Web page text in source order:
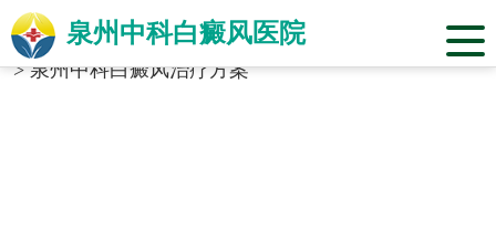
泉州中科白癜风医院
当前位置：福建省泉州市中科白癜风医院
标签合辑
>泉州中科白癜风治疗方案